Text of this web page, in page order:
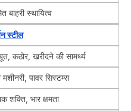
बाहरी स्थायित्व
स्टील
कठोर, खरीदने की सामर्थ्य
मशीनरी, पावर सिस्टम्स
शक्ति, भार क्षमता